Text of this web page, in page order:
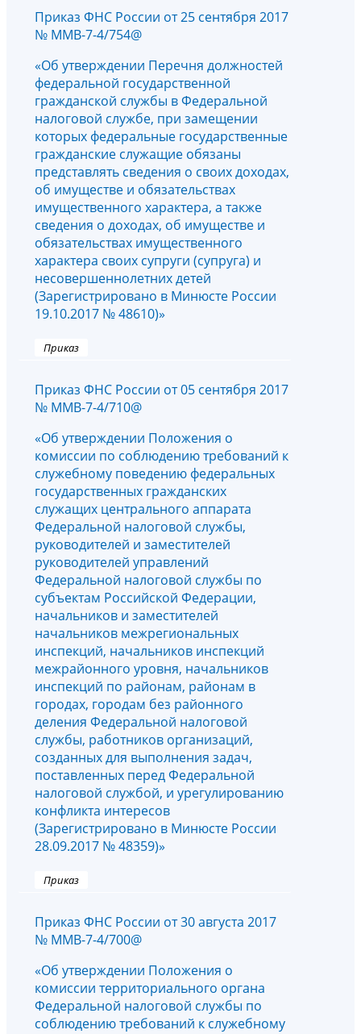
Приказ ФНС России от 25 сентября 2017
№ ММВ-7-4/754@
«Об утверждении Перечня должностей
федеральной государственной
гражданской службы в Федеральной
налоговой службе, при замещении
которых федеральные государственные
гражданские служащие обязаны
представлять сведения о своих доходах,
об имуществе и обязательствах
имущественного характера, а также
сведения о доходах, об имуществе и
обязательствах имущественного
характера своих супруги (супруга) и
несовершеннолетних детей
(Зарегистрировано в Минюсте России
19.10.2017 № 48610)»
Приказ
Приказ ФНС России от 05 сентября 2017
№ ММВ-7-4/710@
«Об утверждении Положения о
комиссии по соблюдению требований к
служебному поведению федеральных
государственных гражданских
служащих центрального аппарата
Федеральной налоговой службы,
руководителей и заместителей
руководителей управлений
Федеральной налоговой службы по
субъектам Российской Федерации,
начальников и заместителей
начальников межрегиональных
инспекций, начальников инспекций
межрайонного уровня, начальников
инспекций по районам, районам в
городах, городам без районного
деления Федеральной налоговой
службы, работников организаций,
созданных для выполнения задач,
поставленных перед Федеральной
налоговой службой, и урегулированию
конфликта интересов
(Зарегистрировано в Минюсте России
28.09.2017 № 48359)»
Приказ
Приказ ФНС России от 30 августа 2017
№ ММВ-7-4/700@
«Об утверждении Положения о
комиссии территориального органа
Федеральной налоговой службы по
соблюдению требований к служебному